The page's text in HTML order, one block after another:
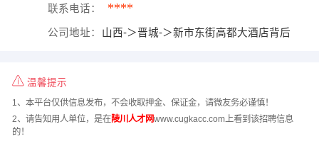
联系电话： ****
公司地址： 山西-＞晋城-＞新市东街高都大酒店背后
温馨提示
1、本平台仅供信息发布，不会收取押金、保证金，请微友务必谨慎！
2、请告知用人单位，是在陵川人才网www.cugkacc.com上看到该招聘信息
的！